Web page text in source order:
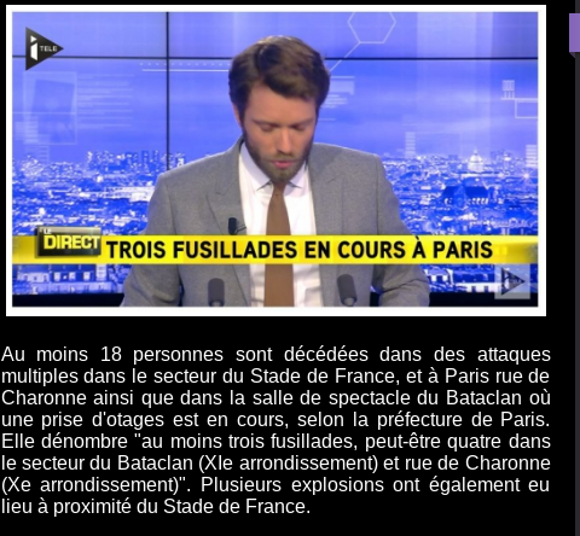
Au moins 18 personnes sont décédées dans des attaques
multiples dans le secteur du Stade de France, et à Paris rue de
Charonne ainsi que dans la salle de spectacle du Bataclan où
une prise d'otages est en cours, selon la préfecture de Paris.
Elle dénombre "au moins trois fusillades, peut-être quatre dans
le secteur du Bataclan (XIe arrondissement) et rue de Charonne
(Xe arrondissement)". Plusieurs explosions ont également eu
lieu à proximité du Stade de France.